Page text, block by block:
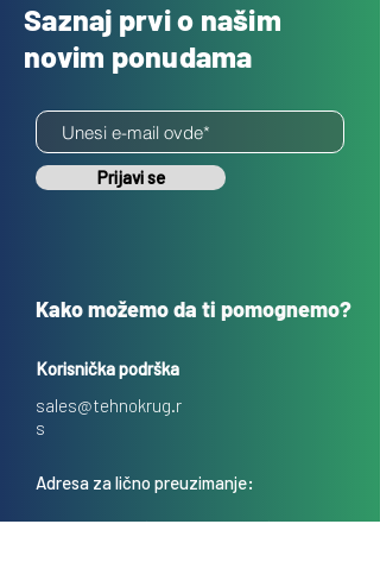
Saznaj prvi o našim
novim ponudama
Prijavi se
Kako možemo da ti pomognemo?
Korisnička podrška
sales@tehnokrug.r
s
Adresa za lično preuzimanje:
Kosovska 17 (ulaz iz Kondine),